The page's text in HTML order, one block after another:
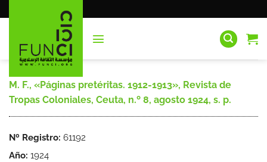
al
M. F., «Páginas pretéritas. 1912-1913», Revista de
Tropas Coloniales, Ceuta, n.º 8, agosto 1924, s. p.
Nº Registro: 61192
Año: 1924